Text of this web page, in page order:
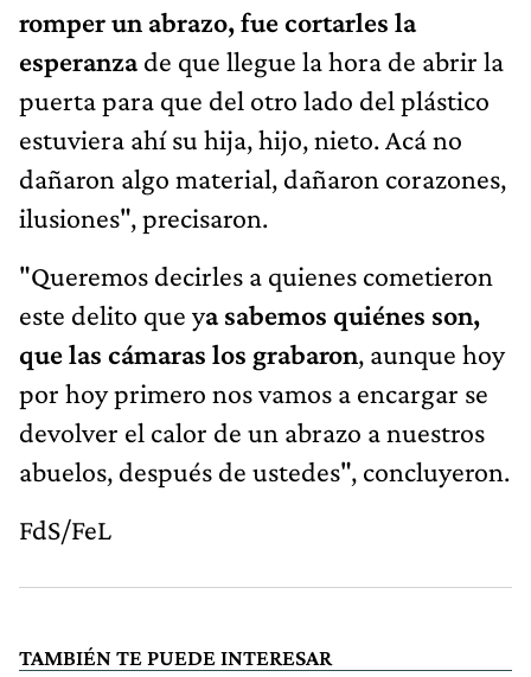
romper un abrazo, fue cortarles la
esperanzade que llegue la hora de abrir la
puerta para que del otro lado del plástico
estuviera ahí su hija, hijo, nieto. Acá no
dañaron algo material, dañaron corazones,
ilusiones", precisaron.
"Queremos decirles a quienes cometieron
este delito que ya sabemos quiénes son,
que las cámaras los grabaron, aunque hoy
por hoy primero nos vamos a encargar se
devolver el calor de un abrazo a nuestros
abuelos, después de ustedes", concluyeron.
FdS/FeL
TAMBIÉN TE PUEDE INTERESAR